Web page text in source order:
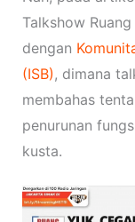
Talkshow
dengan
(ISB), dimana
membahas
penurunan
kusta.